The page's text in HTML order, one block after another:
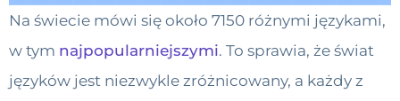
Na świecie mówi się około 7150 różnymi językami,
w tym najpopularniejszymi. To sprawia, że ​​świat
języków jest niezwykle zróżnicowany, a każdy z